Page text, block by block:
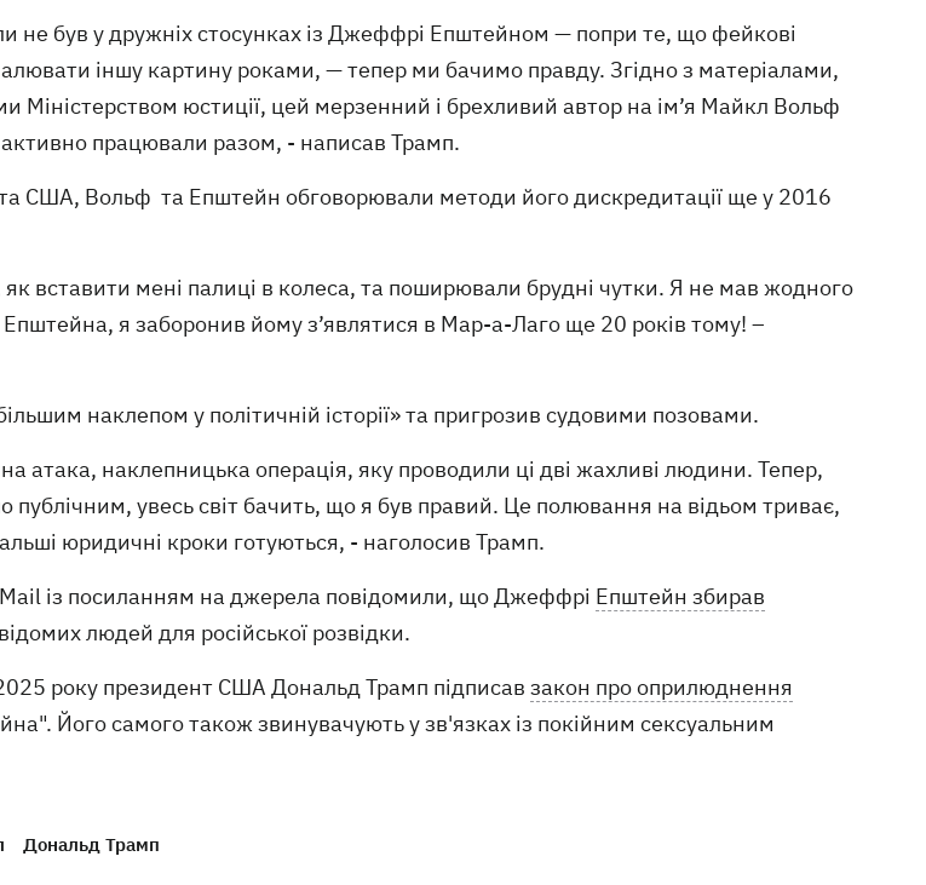
не був у дружніх стосунках із Джеффрі Епштейном — попри те, що фейкові
іншу картину роками, — тепер ми бачимо правду. Згідно з матеріалами,
юстиції, цей мерзенний і брехливий автор на ім’я Майкл Вольф
працювали разом, - написав Трамп.
США, Вольф та Епштейн обговорювали методи його дискредитації ще у 2016
вставити мені палиці в колеса, та поширювали брудні чутки. Я не мав жодного
я заборонив йому з’являтися в Мар-а-Лаго ще 20 років тому! –
наклепом у політичній історії» та пригрозив судовими позовами.
атака, наклепницька операція, яку проводили ці дві жахливі людини. Тепер,
публічним, увесь світ бачить, що я був правий. Це полювання на відьом триває,
юридичні кроки готуються, - наголосив Трамп.
із посиланням на джерела повідомили, що Джеффрі Епштейн збирав
людей для російської розвідки.
року президент США Дональд Трамп підписав закон про оприлюднення
Його самого також звинувачують у зв'язках із покійним сексуальним
Дональд Трамп